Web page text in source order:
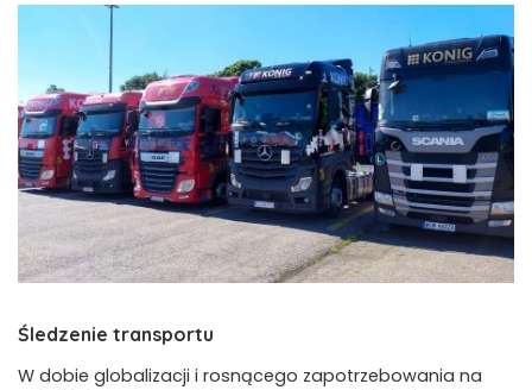
Śledzenie transportu
W dobie globalizacji i rosnącego zapotrzebowania na